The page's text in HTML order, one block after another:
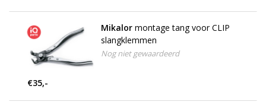
Mikalor montage tang voor CLIP
slangklemmen
Nog niet gewaardeerd
€35,-